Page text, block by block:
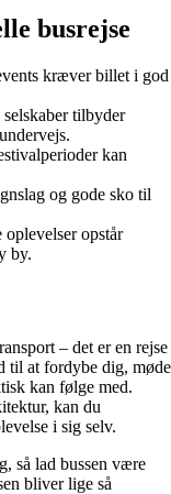
busrejse
kræver billet i god
tilbyder
kan
og gode sko til
oplevelser opstår
by.
– det er en rejse
til at fordybe dig, møde
kan følge med.
kan du
i sig selv.
så lad bussen være
bliver lige så